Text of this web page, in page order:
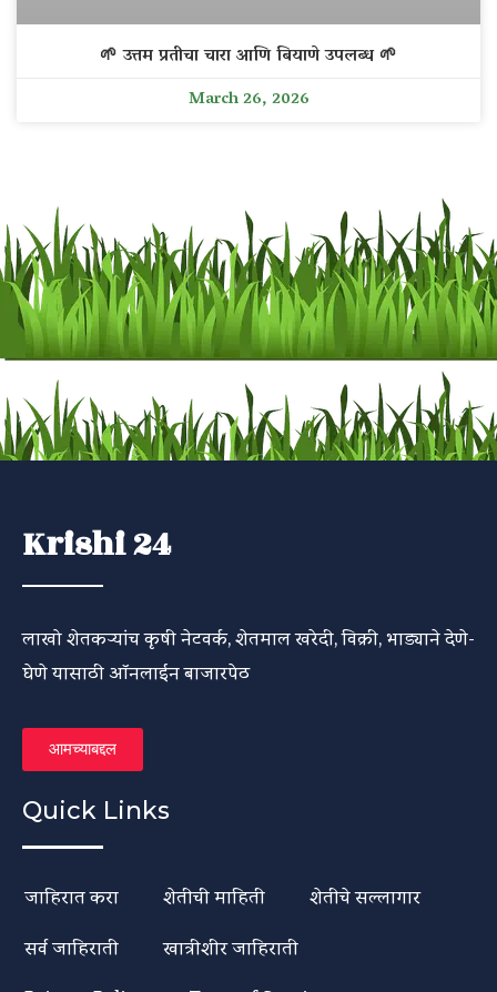
🌱 उत्तम प्रतीचा चारा आणि बियाणे उपलब्ध 🌱
March 26, 2026
Krishi 24
लाखो शेतकऱ्यांच कृषी नेटवर्क, शेतमाल खरेदी, विक्री, भाड्याने देणे-
घेणे यासाठी ऑनलाईन बाजारपेठ
आमच्याबद्दल
Quick Links
जाहिरात करा शेतीची माहिती
शेतीचे सल्लागार
सर्व जाहिराती
खात्रीशीर जाहिराती